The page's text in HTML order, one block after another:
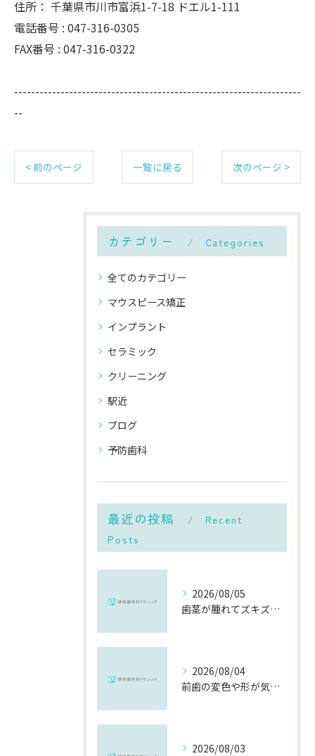
住所： 千葉県市川市富浜1-7-18 ドエル1-111
電話番号 : 047-316-0305
FAX番号 : 047-316-0322
--------------------------------------------------------------------
--
< 前のページ 一覧に戻る 次のページ >
カテゴリー Categories
全てのカテゴリー
マウスピース矯正
インプラント
セラミック
クリーニング
駅近
ブログ
予防歯科
最近の投稿
Recent
Posts
2026/08/05
歯茎が腫れてズキズキ痛む時の応急処置と、早めに受診すべき理由
2026/08/04
前歯の変色や形が気になる…削らずにきれいに整える「ダイレクトボンディング」とは？
2026/08/03